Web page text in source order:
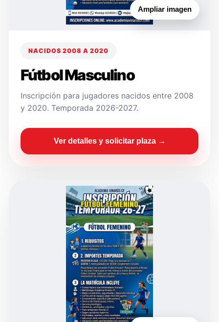
Ampliar imagen
NACIDOS 2008 A 2020
Fútbol Masculino
Inscripción para jugadores nacidos entre 2008
y 2020. Temporada 2026-2027.
Ver detalles y solicitar plaza →